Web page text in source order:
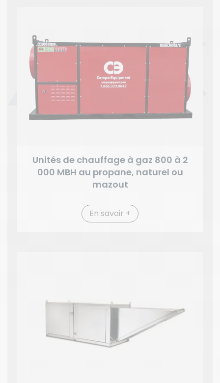
Unités de chauffage à gaz 800 à 2
000 MBH au propane, naturel ou
mazout
En savoir +